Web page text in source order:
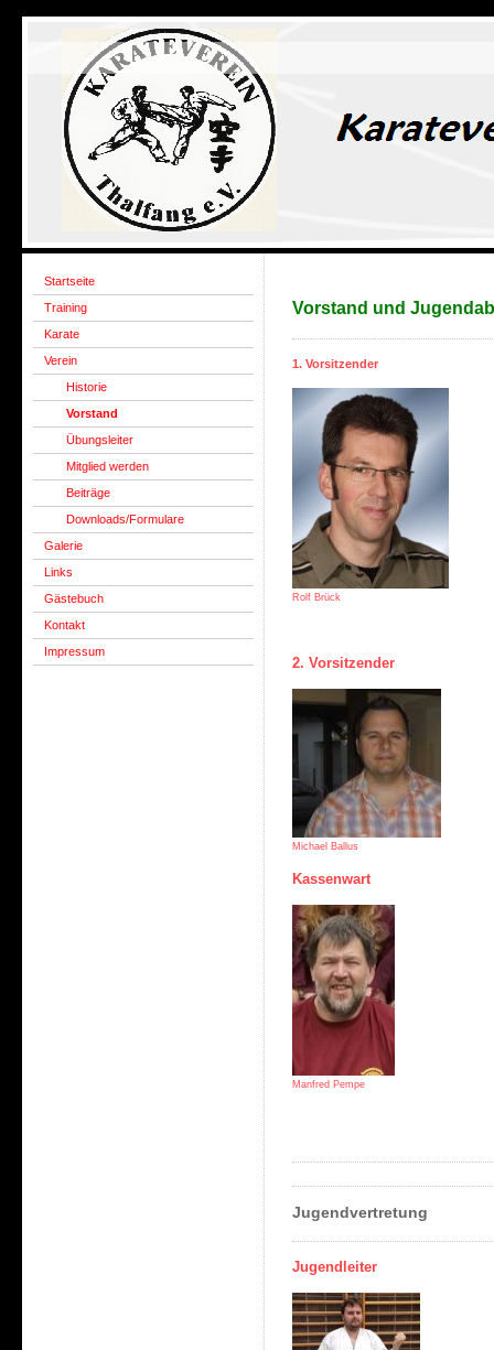
Startseite
Training
Karate
Verein
Historie
Vorstand
Übungsleiter
Mitglied werden
Beiträge
Downloads/Formulare
Galerie
Links
Gästebuch
Kontakt
Impressum
Vorstand und
1. Vorsitzender
Rolf Brück
2. Vorsitzender
Michael Ballus
Kassenwart
Manfred Pempe
Jugendvertretung
Jugendleiter